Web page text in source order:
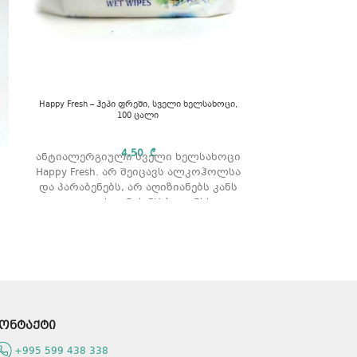
Happy Fresh – ჰეპი ფრეში, სველი ხელსახოცი,
100 ცალი
4,50₾
ანტიალერგიული სველი ხელსახოცი
Happy Fresh. არ შეიცავს ალკოჰოლსა
და პარაბენებს, არ აღიზიანებს კანს
და იცავს კანის PH ბალანსს.
+995 599 438 338